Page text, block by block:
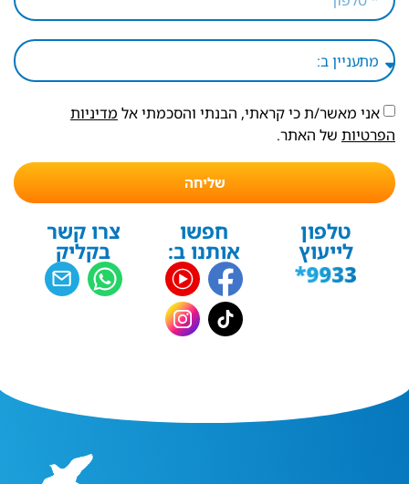
אני מאשר/ת כי קראתי, הבנתי והסכמתי אל מדיניות
הפרטיות של האתר.
שליחה
טלפון
לייעוץ
חפשו
אותנו ב:
צרו קשר
בקליק